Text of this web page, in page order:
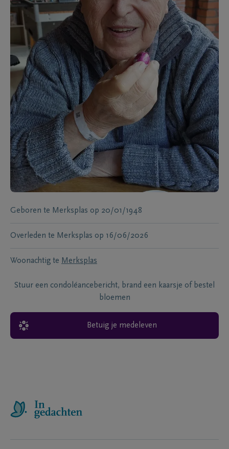
Geboren te Merksplas op 20/01/1948
Overleden te Merksplas op 16/06/2026
Woonachtig te Merksplas
Stuur een condoléancebericht, brand een kaarsje of bestel
bloemen
Betuig je medeleven